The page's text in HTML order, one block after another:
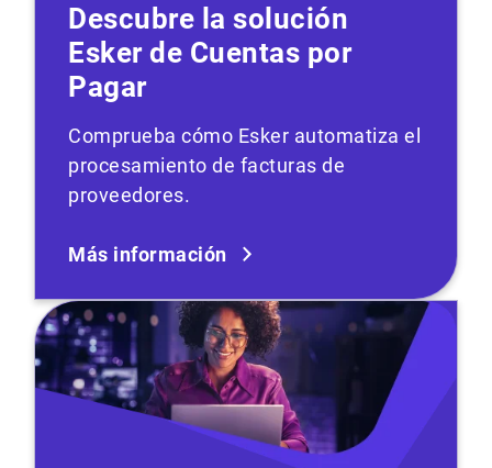
Descubre la solución
Esker de Cuentas por
Pagar
Comprueba cómo Esker automatiza el
procesamiento de facturas de
proveedores.
Más información